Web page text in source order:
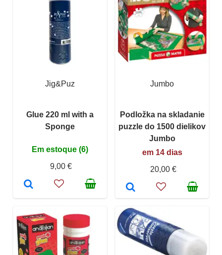
Jig&Puz
Glue 220 ml with a
Sponge
Em estoque (6)
9,00 €
Jumbo
Podložka na skladanie
puzzle do 1500 dielikov
Jumbo
em 14 dias
20,00 €